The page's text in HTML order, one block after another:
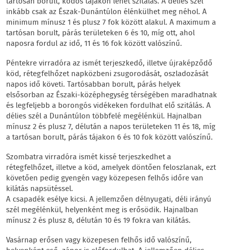
inkább csak az Észak-Dunántúlon élénkülhet meg néhol. A
minimum mínusz 1 és plusz 7 fok között alakul. A maximum a
tartósan borult, párás területeken 6 és 10, míg ott, ahol
naposra fordul az idő, 11 és 16 fok között valószínű.
Péntekre virradóra az ismét terjeszkedő, illetve újraképződő
köd, rétegfelhőzet napközbeni zsugorodását, oszladozását
napos idő követi. Tartósabban borult, párás helyek
elsősorban az Északi-középhegység térségében maradhatnak
és legfeljebb a borongós vidékeken fordulhat elő szitálás. A
délies szél a Dunántúlon többfelé megélénkül. Hajnalban
mínusz 2 és plusz 7, délután a napos területeken 11 és 18, míg
a tartósan borult, párás tájakon 6 és 10 fok között valószínű.
Szombatra virradóra ismét kissé terjeszkedhet a
rétegfelhőzet, illetve a köd, amelyek döntően feloszlanak, ezt
követően pedig gyengén vagy közepesen felhős időre van
kilátás napsütéssel.
A csapadék esélye kicsi. A jellemzően délnyugati, déli irányú
szél megélénkül, helyenként meg is erősödik. Hajnalban
mínusz 2 és plusz 8, délután 10 és 19 fokra van kilátás.
Vasárnap erősen vagy közepesen felhős idő valószínű,